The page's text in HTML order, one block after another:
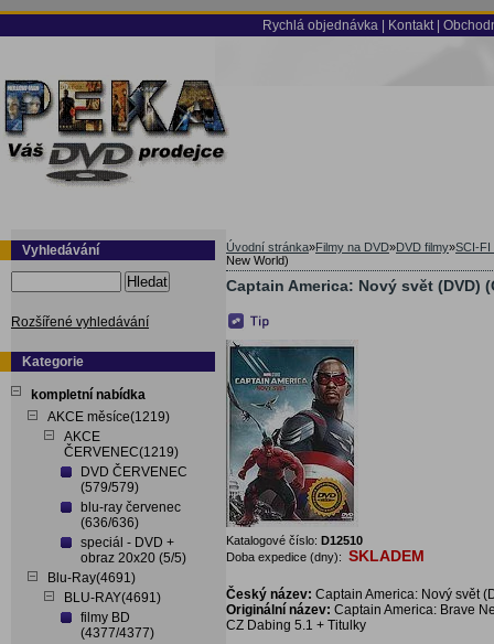
Rychlá objednávka Kontakt
Vyhledávání
Hledat
Rozšířené vyhledávání
Kategorie
kompletní nabídka
AKCE měsíce(1219)
AKCE
ČERVENEC(1219)
DVD ČERVENEC
(579/579)
blu-ray červenec
(636/636)
speciál - DVD +
obraz 20x20 (5/5)
Blu-Ray(4691)
BLU-RAY(4691)
filmy BD
(4377/4377)
Úvodní stránka»Filmy na DVD»DVD filmy»SCI-FI
New World)
Captain America: Nový svět (DVD)
Katalogové číslo: D12510
Doba expedice (dny): SKLADEM
Český název: Captain America: Nový svět
Originální název: Captain America: Brave
CZ Dabing 5.1 + Titulky